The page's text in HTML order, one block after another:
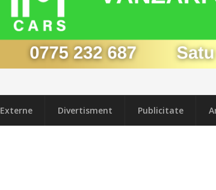
Externe Divertisment Publicitate